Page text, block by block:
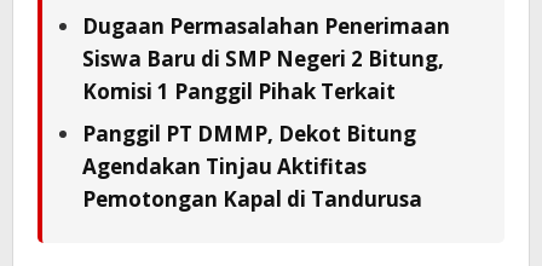
Dugaan Permasalahan Penerimaan
Siswa Baru di SMP Negeri 2 Bitung,
Komisi 1 Panggil Pihak Terkait
Panggil PT DMMP, Dekot Bitung
Agendakan Tinjau Aktifitas
Pemotongan Kapal di Tandurusa